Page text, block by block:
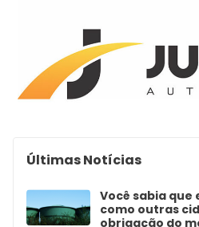
Últimas Notícias
Você sabia que
como outras
obrigação do